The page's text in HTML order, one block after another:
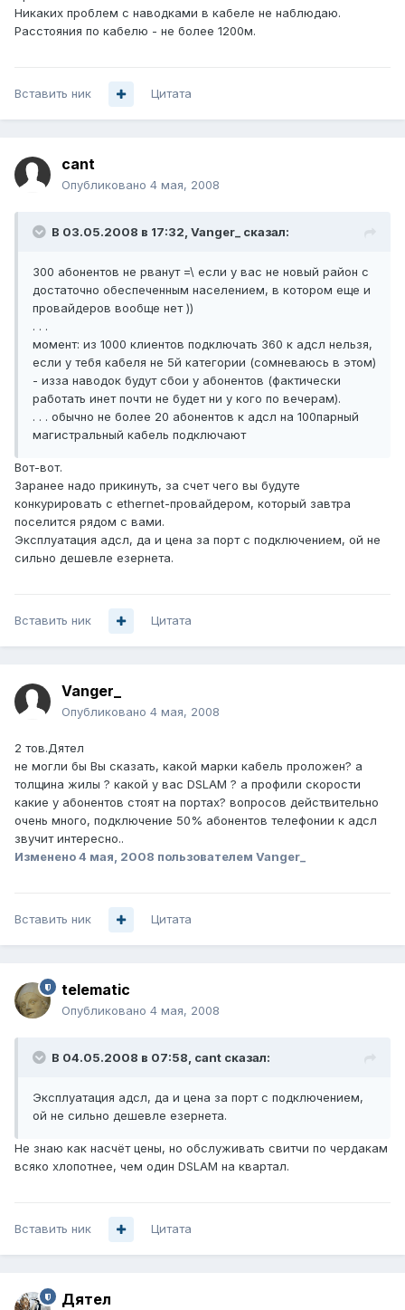
Никаких проблем с наводками в кабеле не наблюдаю.
Расстояния по кабелю - не более 1200м.
Вставить ник Цитата
cant
Опубликовано 4 мая, 2008
В 03.05.2008 в 17:32, Vanger_ сказал:
300 абонентов не рванут =\ если у вас не новый район с
достаточно обеспеченным населением, в котором еще и
провайдеров вообще нет ))
. . .
момент: из 1000 клиентов подключать 360 к адсл нельзя,
если у тебя кабеля не 5й категории (сомневаюсь в этом)
- изза наводок будут сбои у абонентов (фактически
работать инет почти не будет ни у кого по вечерам).
. . . обычно не более 20 абонентов к адсл на 100парный
магистральный кабель подключают
Вот-вот.
Заранее надо прикинуть, за счет чего вы будуте
конкурировать с ethernet-провайдером, который завтра
поселится рядом с вами.
Эксплуатация адсл, да и цена за порт с подключением, ой не
сильно дешевле езернета.
Вставить ник Цитата
Vanger_
Опубликовано 4 мая, 2008
2 тов.Дятел
не могли бы Вы сказать, какой марки кабель проложен? а
толщина жилы ? какой у вас DSLAM ? а профили скорости
какие у абонентов стоят на портах? вопросов действительно
очень много, подключение 50% абонентов телефонии к адсл
звучит интересно..
Изменено4 мая, 2008 пользователем Vanger_
Вставить ник Цитата
telematic
Опубликовано 4 мая, 2008
В 04.05.2008 в 07:58, cant сказал:
Эксплуатация адсл, да и цена за порт с подключением,
ой не сильно дешевле езернета.
Не знаю как насчёт цены, но обслуживать свитчи по чердакам
всяко хлопотнее, чем один DSLAM на квартал.
Вставить ник Цитата
Дятел